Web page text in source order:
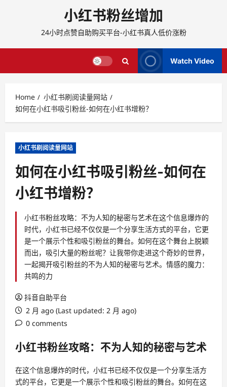
小红书粉丝增加
24小时点赞自助购买平台-小红书真人低价涨粉
Watch Video
Home
小红书刷阅读量网站
如何在小红书吸引粉丝-如何在小红书增粉？
小红书刷阅读量网站
如何在小红书吸引粉丝-如何在
小红书增粉？
小红书粉丝攻略：不为人知的秘密与艺术在这个信息爆炸的
时代，小红书已经不仅仅是一个分享生活方式的平台，它更
是一个展示个性和吸引粉丝的舞台。如何在这个舞台上脱颖
而出，吸引大量的粉丝呢？让我带你走进这个奇妙的世界，
一起揭开吸引粉丝的不为人知的秘密与艺术。情感的魔力：
共鸣的力
抖音自助平台
2 月 ago (Last updated: 2 月 ago)
0 comments
小红书粉丝攻略：不为人知的秘密与艺术
在这个信息爆炸的时代，小红书已经不仅仅是一个分享生活方
式的平台，它更是一个展示个性和吸引粉丝的舞台。如何在这